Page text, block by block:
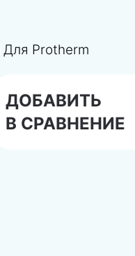
ДОБАВИТЬ
В СРАВНЕНИЕ